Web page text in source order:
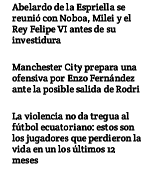
Abelardo de la Espriella se
reunió con Noboa, Milei y el
Rey Felipe VI antes de su
investidura
Manchester City prepara una
ofensiva por Enzo Fernández
ante la posible salida de Rodri
La violencia no da tregua al
fútbol ecuatoriano: estos son
los jugadores que perdieron la
vida en un los últimos 12
meses